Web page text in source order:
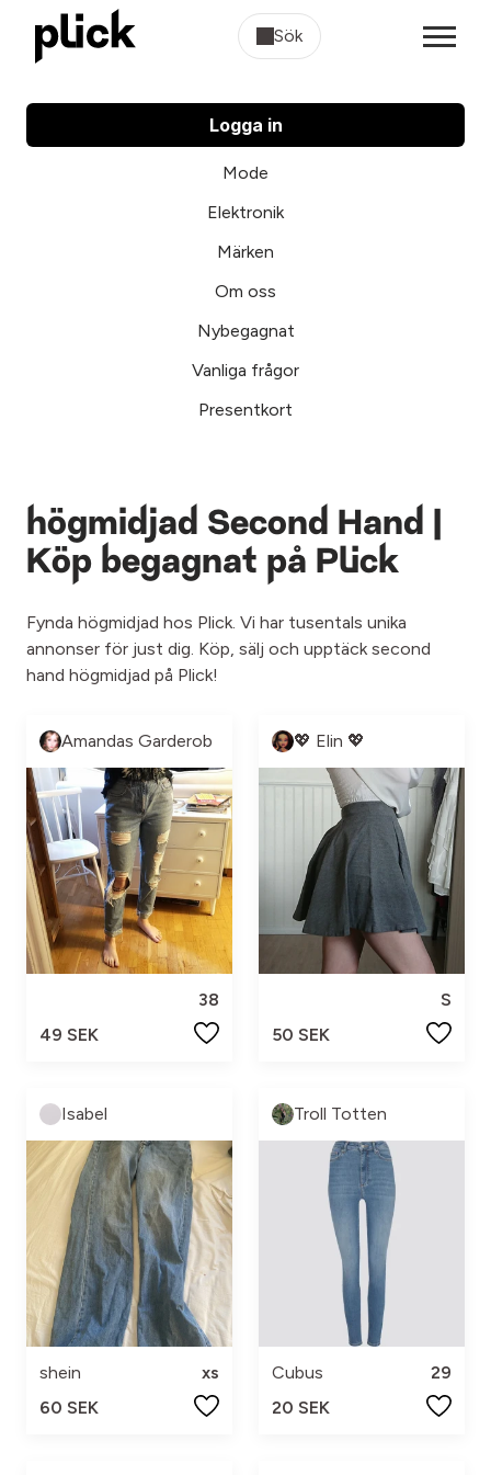
Sök
Logga in
Mode
Elektronik
Märken
Om oss
Nybegagnat
Vanliga frågor
Presentkort
högmidjad Second Hand |
Köp begagnat på Plick
Fynda högmidjad hos Plick. Vi har tusentals unika
annonser för just dig. Köp, sälj och upptäck second
hand högmidjad på Plick!
Amandas Garderob
38
49 SEK
💖 Elin 💖
S
50 SEK
Isabel
shein
xs
60 SEK
Troll Totten
Cubus
29
20 SEK